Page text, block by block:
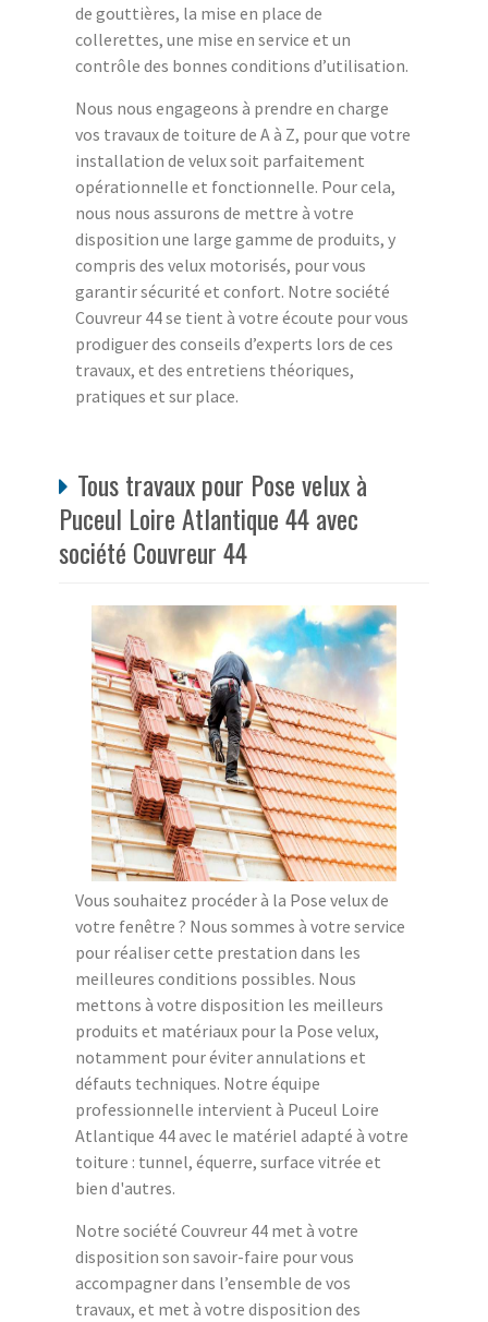
de gouttières, la mise en place de
collerettes, une mise en service et un
contrôle des bonnes conditions d’utilisation.
Nous nous engageons à prendre en charge
vos travaux de toiture de A à Z, pour que votre
installation de velux soit parfaitement
opérationnelle et fonctionnelle. Pour cela,
nous nous assurons de mettre à votre
disposition une large gamme de produits, y
compris des velux motorisés, pour vous
garantir sécurité et confort. Notre société
Couvreur 44 se tient à votre écoute pour vous
prodiguer des conseils d’experts lors de ces
travaux, et des entretiens théoriques,
pratiques et sur place.
Tous travaux pour Pose velux à
Puceul Loire Atlantique 44 avec
société Couvreur 44
Vous souhaitez procéder à la Pose velux de
votre fenêtre ? Nous sommes à votre service
pour réaliser cette prestation dans les
meilleures conditions possibles. Nous
mettons à votre disposition les meilleurs
produits et matériaux pour la Pose velux,
notamment pour éviter annulations et
défauts techniques. Notre équipe
professionnelle intervient à Puceul Loire
Atlantique 44 avec le matériel adapté à votre
toiture : tunnel, équerre, surface vitrée et
bien d'autres.
Notre société Couvreur 44 met à votre
disposition son savoir-faire pour vous
accompagner dans l’ensemble de vos
travaux, et met à votre disposition des